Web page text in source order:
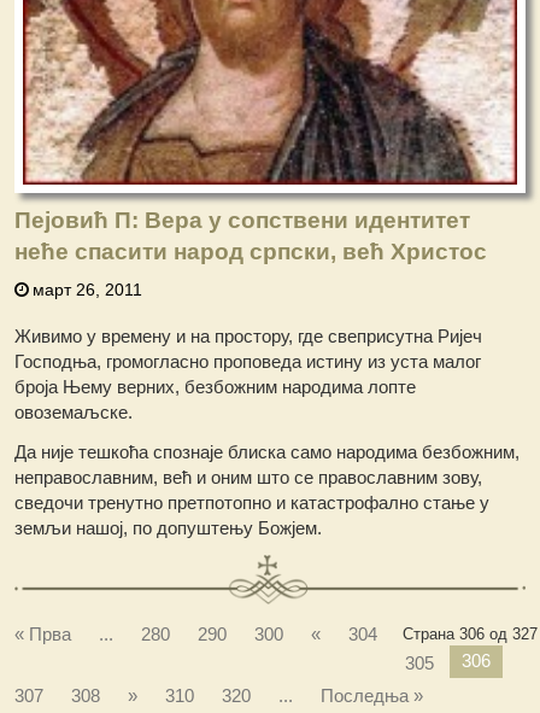
Пејовић П: Вера у сопствени идентитет
неће спасити народ српски, већ Христос
март 26, 2011
Живимо у времену и на простору, где свеприсутна Ријеч
Господња, громогласно проповеда истину из уста малог
броја Њему верних, безбожним народима лопте
овоземаљске.
Да није тешкоћа спознаје блиска само народима безбожним,
неправославним, већ и оним што се православним зову,
сведочи тренутно претпотопно и катастрофално стање у
земљи нашој, по допуштењу Божјем.
Страна 306 од 327
« Прва ... 280 290 300 «
304
305
306
307
308 » 310 320 ... Последња »